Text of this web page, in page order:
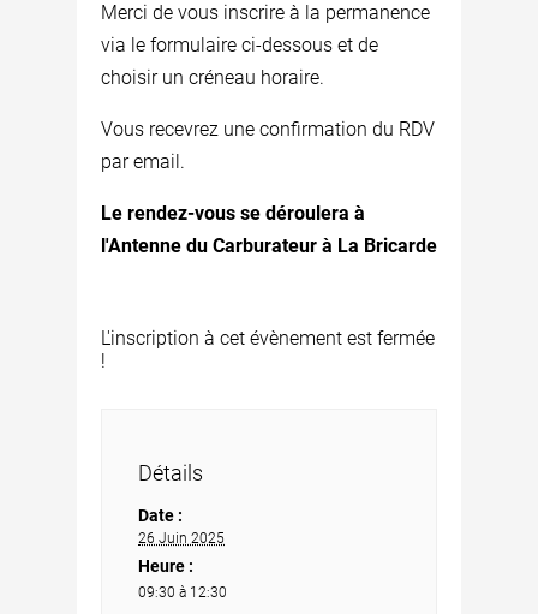
Merci de vous inscrire à la permanence
via le formulaire ci-dessous et de
choisir un créneau horaire.
Vous recevrez une confirmation du RDV
par email.
Le rendez-vous se déroulera à
l'Antenne du Carburateur à La Bricarde
L'inscription à cet évènement est fermée
!
Détails
Date :
26 Juin 2025
Heure :
09:30 à 12:30